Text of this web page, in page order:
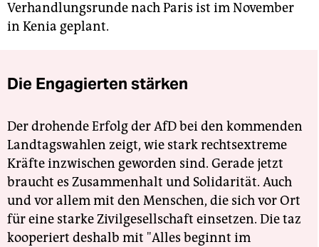
Verhandlungsrunde nach Paris ist im November
in Kenia geplant.
Die Engagierten stärken
Der drohende Erfolg der AfD bei den kommenden
Landtagswahlen zeigt, wie stark rechtsextreme
Kräfte inzwischen geworden sind. Gerade jetzt
braucht es Zusammenhalt und Solidarität. Auch
und vor allem mit den Menschen, die sich vor Ort
für eine starke Zivilgesellschaft einsetzen. Die taz
kooperiert deshalb mit "Alles beginnt im